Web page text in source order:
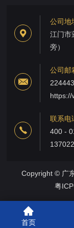
公司地
江门市
旁）
公司邮
https://
联系电
400 -
Copyright © 广
粤
首页